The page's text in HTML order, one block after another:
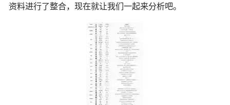
资料进行了整合，现在就让我们一起来分析吧。